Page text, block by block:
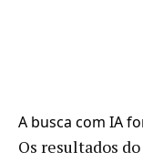
A busca com IA
Os resultados